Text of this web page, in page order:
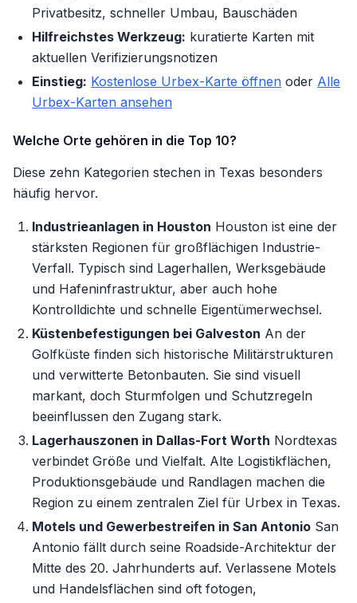
Privatbesitz, schneller Umbau, Bauschäden
Hilfreichstes Werkzeug: kuratierte Karten mit
aktuellen Verifizierungsnotizen
Einstieg: Kostenlose Urbex-Karte öffnen oder Alle
Urbex-Karten ansehen
Welche Orte gehören in die Top 10?
Diese zehn Kategorien stechen in Texas besonders
häufig hervor.
Industrieanlagen in Houston Houston ist eine der
stärksten Regionen für großflächigen Industrie-
Verfall. Typisch sind Lagerhallen, Werksgebäude
und Hafeninfrastruktur, aber auch hohe
Kontrolldichte und schnelle Eigentümerwechsel.
Küstenbefestigungen bei Galveston An der
Golfküste finden sich historische Militärstrukturen
und verwitterte Betonbauten. Sie sind visuell
markant, doch Sturmfolgen und Schutzregeln
beeinflussen den Zugang stark.
Lagerhauszonen in Dallas-Fort Worth Nordtexas
verbindet Größe und Vielfalt. Alte Logistikflächen,
Produktionsgebäude und Randlagen machen die
Region zu einem zentralen Ziel für Urbex in Texas.
Motels und Gewerbestreifen in San Antonio San
Antonio fällt durch seine Roadside-Architektur der
Mitte des 20. Jahrhunderts auf. Verlassene Motels
und Handelsflächen sind oft fotogen,